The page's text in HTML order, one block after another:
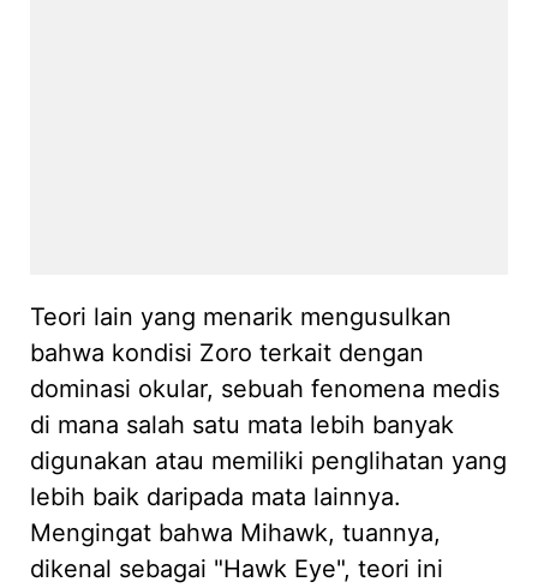
Teori lain yang menarik mengusulkan
bahwa kondisi Zoro terkait dengan
dominasi okular, sebuah fenomena medis
di mana salah satu mata lebih banyak
digunakan atau memiliki penglihatan yang
lebih baik daripada mata lainnya.
Mengingat bahwa Mihawk, tuannya,
dikenal sebagai "Hawk Eye", teori ini